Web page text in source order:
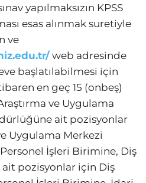
yapılmaksızın KPSS
esas alınmak suretiyle
ve
web adresinde
başlatılabilmesi için
en geç 15 (onbeş)
ve Uygulama
ait pozisyonlar
Uygulama Merkezi
İşleri Birimine, Diş
pozisyonlar için Diş